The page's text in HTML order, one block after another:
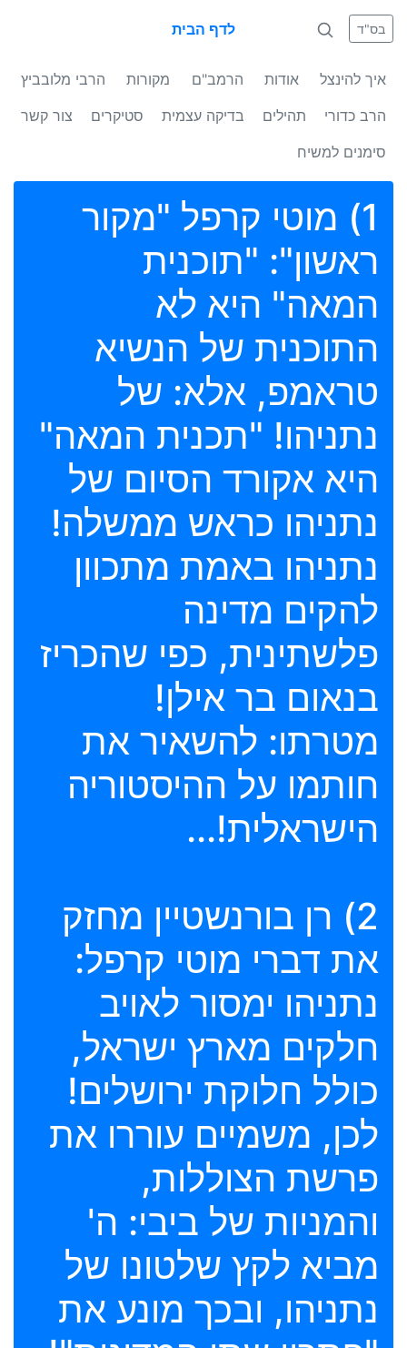
לדף הבית בס"ד
איך להינצל אודות הרמב"ם מקורות
הרבי מלובביץ
הרב כדורי
תהילים בדיקה עצמית סטיקרים
צור קשר
סימנים למשיח
1) מוטי קרפל "מקור
ראשון": "תוכנית
המאה" היא לא
התוכנית של הנשיא
טראמפ, אלא: של
נתניהו! "תכנית המאה"
היא אקורד הסיום של
נתניהו כראש ממשלה!
נתניהו באמת מתכוון
להקים מדינה
פלשתינית, כפי שהכריז
בנאום בר אילן!
מטרתו: להשאיר את
חותמו על ההיסטוריה
הישראלית!...
2) רן בורנשטיין מחזק
את דברי מוטי קרפל:
נתניהו ימסור לאויב
חלקים מארץ ישראל,
כולל חלוקת ירושלים!
לכן, משמיים עוררו את
פרשת הצוללות,
והמניות של ביבי: ה'
מביא לקץ שלטונו של
נתניהו, ובכך מונע את